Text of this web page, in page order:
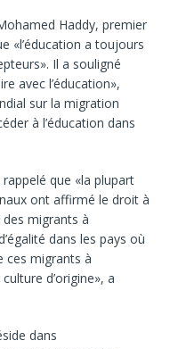
Haddy, premier
«l’éducation a toujours
Il a souligné
avec l’éducation»,
sur la migration
à l’éducation dans
rappelé que «la plupart
ont affirmé le droit à
des migrants à
dans les pays où
ces migrants à
d’origine», a
dans